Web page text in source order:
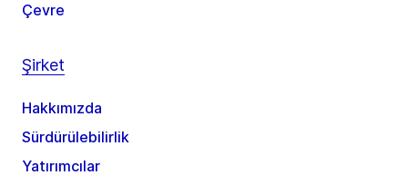
Çevre
Şirket
Hakkımızda
Sürdürülebilirlik
Yatırımcılar